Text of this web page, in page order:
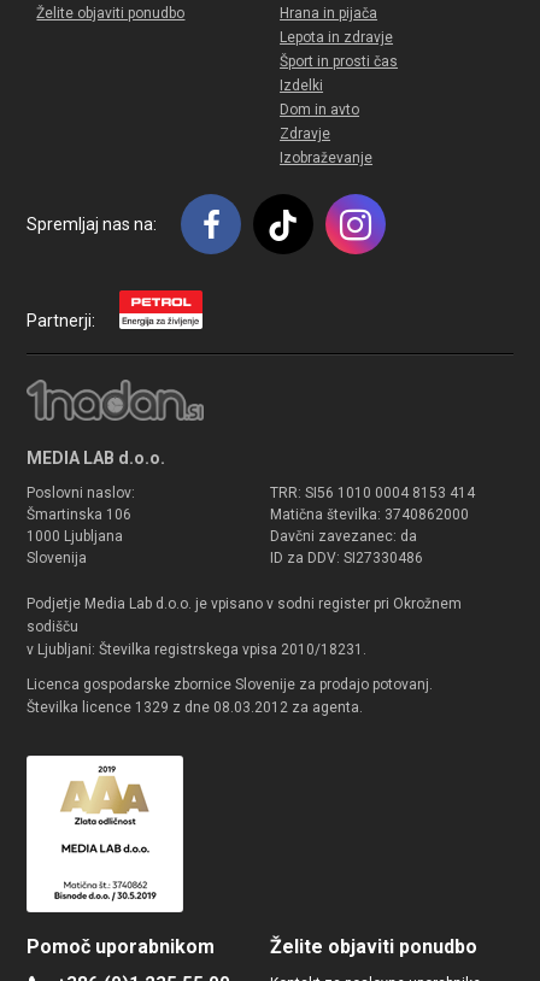
Želite objaviti ponudbo
Hrana in pijača
Lepota in zdravje
Šport in prosti čas
Izdelki
Dom in avto
Zdravje
Izobraževanje
Spremljaj nas na:
Partnerji:
MEDIA LAB d.o.o.
Poslovni naslov:
Šmartinska 106
1000 Ljubljana
Slovenija
TRR: SI56 1010 0004 8153 414
Matična številka: 3740862000
Davčni zavezanec: da
ID za DDV: SI27330486
Podjetje Media Lab d.o.o. je vpisano v sodni register pri Okrožnem
sodišču
v Ljubljani: Številka registrskega vpisa 2010/18231.
Licenca gospodarske zbornice Slovenije za prodajo potovanj.
Številka licence 1329 z dne 08.03.2012 za agenta.
Pomoč uporabnikom Želite objaviti ponudbo